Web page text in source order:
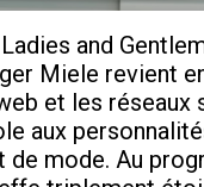
and
Miele revient
et les réseaux
aux
de mode. Au